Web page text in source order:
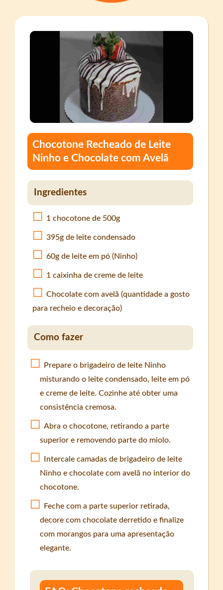
Chocotone Recheado de Leite
Ninho e Chocolate com Avelã
Ingredientes
1 chocotone de 500g
395g de leite condensado
60g de leite em pó (Ninho)
1 caixinha de creme de leite
Chocolate com avelã (quantidade a gosto
para recheio e decoração)
Como fazer
Prepare o brigadeiro de leite Ninho
misturando o leite condensado, leite em pó
e creme de leite. Cozinhe até obter uma
consistência cremosa.
Abra o chocotone, retirando a parte
superior e removendo parte do miolo.
Intercale camadas de brigadeiro de leite
Ninho e chocolate com avelã no interior do
chocotone.
Feche com a parte superior retirada,
decore com chocolate derretido e finalize
com morangos para uma apresentação
elegante.